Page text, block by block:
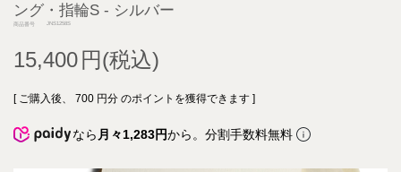
ング・指輪S - シルバー
商品番号 JNS1258S
15,400
[ ご購入後、 700 円分 のポイントを獲得できます ]
なら 月々1,283円から。分割手数料無料